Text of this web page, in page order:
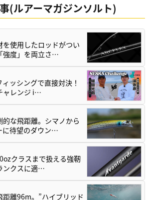
(ルアーマガジンソルト)
使用したロッドがつい
強度」を両立さ…
ッシングで直接対決！
ャレンジ i…
な飛距離。シマノから
に待望のダウン…
クラスまで扱える強靭
ンクスに適…
距離96m。”ハイブリッド